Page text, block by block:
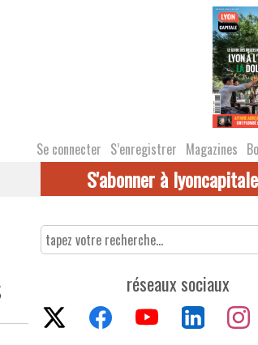
Se connecter S’enregistrer Magazines
S'abonner à
réseaux sociaux